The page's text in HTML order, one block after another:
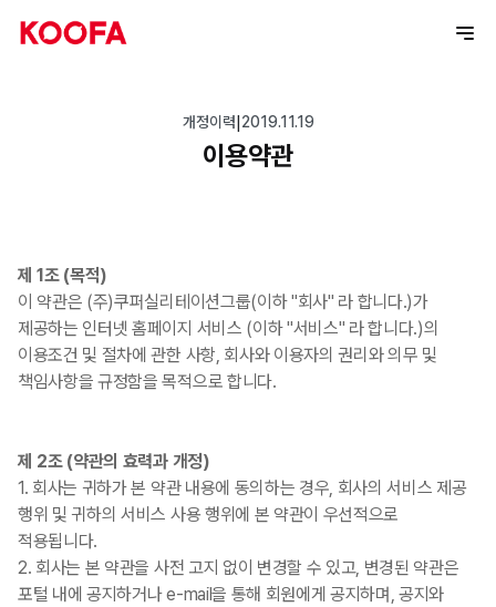
개정이력 2019.11.19
이용약관
제 1조 (목적)
이 약관은 (주)쿠퍼실리테이션그룹(이하 "회사" 라 합니다.)가
제공하는 인터넷 홈페이지 서비스 (이하 "서비스" 라 합니다.)의
이용조건 및 절차에 관한 사항, 회사와 이용자의 권리와 의무 및
책임사항을 규정함을 목적으로 합니다.
제 2조 (약관의 효력과 개정)
1. 회사는 귀하가 본 약관 내용에 동의하는 경우, 회사의 서비스 제공
행위 및 귀하의 서비스 사용 행위에 본 약관이 우선적으로
적용됩니다.
2. 회사는 본 약관을 사전 고지 없이 변경할 수 있고, 변경된 약관은
포털 내에 공지하거나 e-mail을 통해 회원에게 공지하며, 공지와